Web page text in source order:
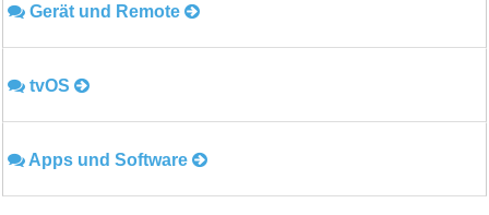
Gerät und Remote
tvOS
Apps und Software